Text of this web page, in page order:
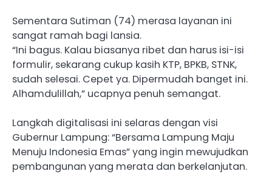
Sementara Sutiman (74) merasa layanan ini
sangat ramah bagi lansia.
“Ini bagus. Kalau biasanya ribet dan harus isi-isi
formulir, sekarang cukup kasih KTP, BPKB, STNK,
sudah selesai. Cepet ya. Dipermudah banget ini.
Alhamdulillah,” ucapnya penuh semangat.
Langkah digitalisasi ini selaras dengan visi
Gubernur Lampung: “Bersama Lampung Maju
Menuju Indonesia Emas” yang ingin mewujudkan
pembangunan yang merata dan berkelanjutan.